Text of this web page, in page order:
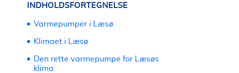
INDHOLDSFORTEGNELSE
Varmepumper i Læsø
Klimaet i Læsø
Den rette varmepumpe for Læsøs
klima